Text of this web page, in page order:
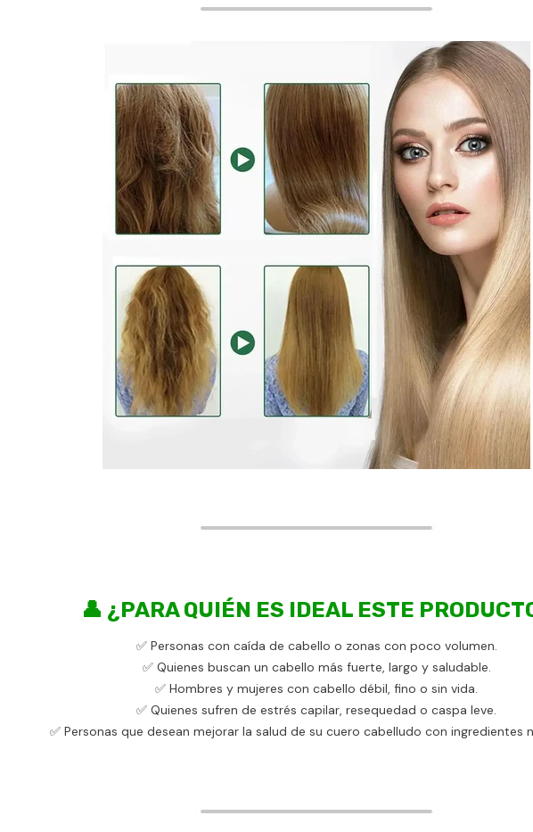
👤 ¿PARA QUIÉN ES IDEAL ESTE
✅ Personas con caída de cabello o zonas con poco volumen.
✅ Quienes buscan un cabello más fuerte, largo y saludable.
✅ Hombres y mujeres con cabello débil, fino o sin vida.
✅ Quienes sufren de estrés capilar, resequedad o caspa leve.
✅ Personas que desean mejorar la salud de su cuero cabelludo con ingredientes